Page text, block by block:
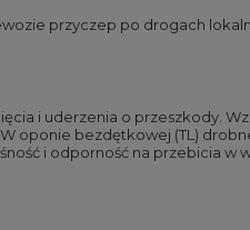
przyczep po drogach
i uderzenia o przeszkody.
oponie bezdętkowej (TL)
i odporność na przebicia w